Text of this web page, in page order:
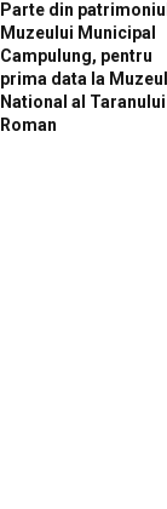
Parte din patrimoniul
Muzeului Municipal
Campulung, pentru
prima data la Muzeul
National al Taranului
Roman